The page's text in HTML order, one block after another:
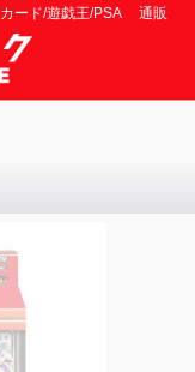
カード/遊戯王/PSA 通販